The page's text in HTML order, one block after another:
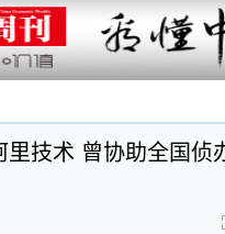
里技术 曾协助全国侦